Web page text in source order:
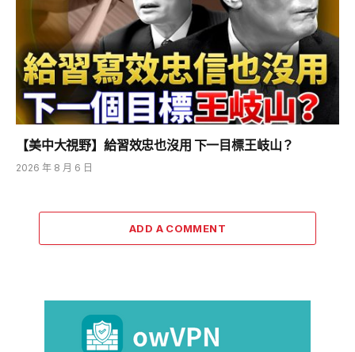
【美中大視野】給習效忠也沒用 下一目標王岐山？
2026 年 8 月 6 日
ADD A COMMENT